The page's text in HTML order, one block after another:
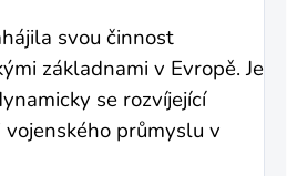
svou činnost
základnami v Evropě. Je
se rozvíjející
průmyslu v